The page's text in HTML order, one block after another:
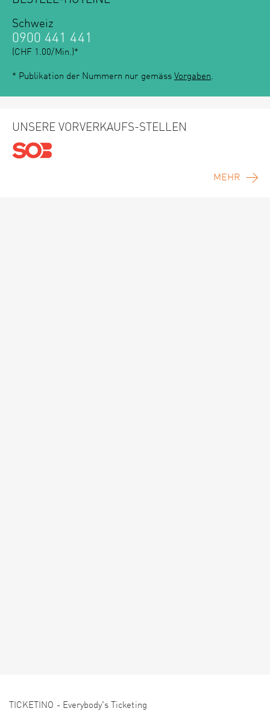
Schweiz
0900 441 441
(CHF 1.00/Min.)*
* Publikation der Nummern nur gemäss Vorgaben.
UNSERE VORVERKAUFS-STELLEN
MEHR
TICKETINO - Everybody's Ticketing